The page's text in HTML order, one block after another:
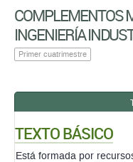
COMPLEMENTOS
INGENIERÍA
Primer cuatrimestre
TEXTO BÁSICO
Está formada por